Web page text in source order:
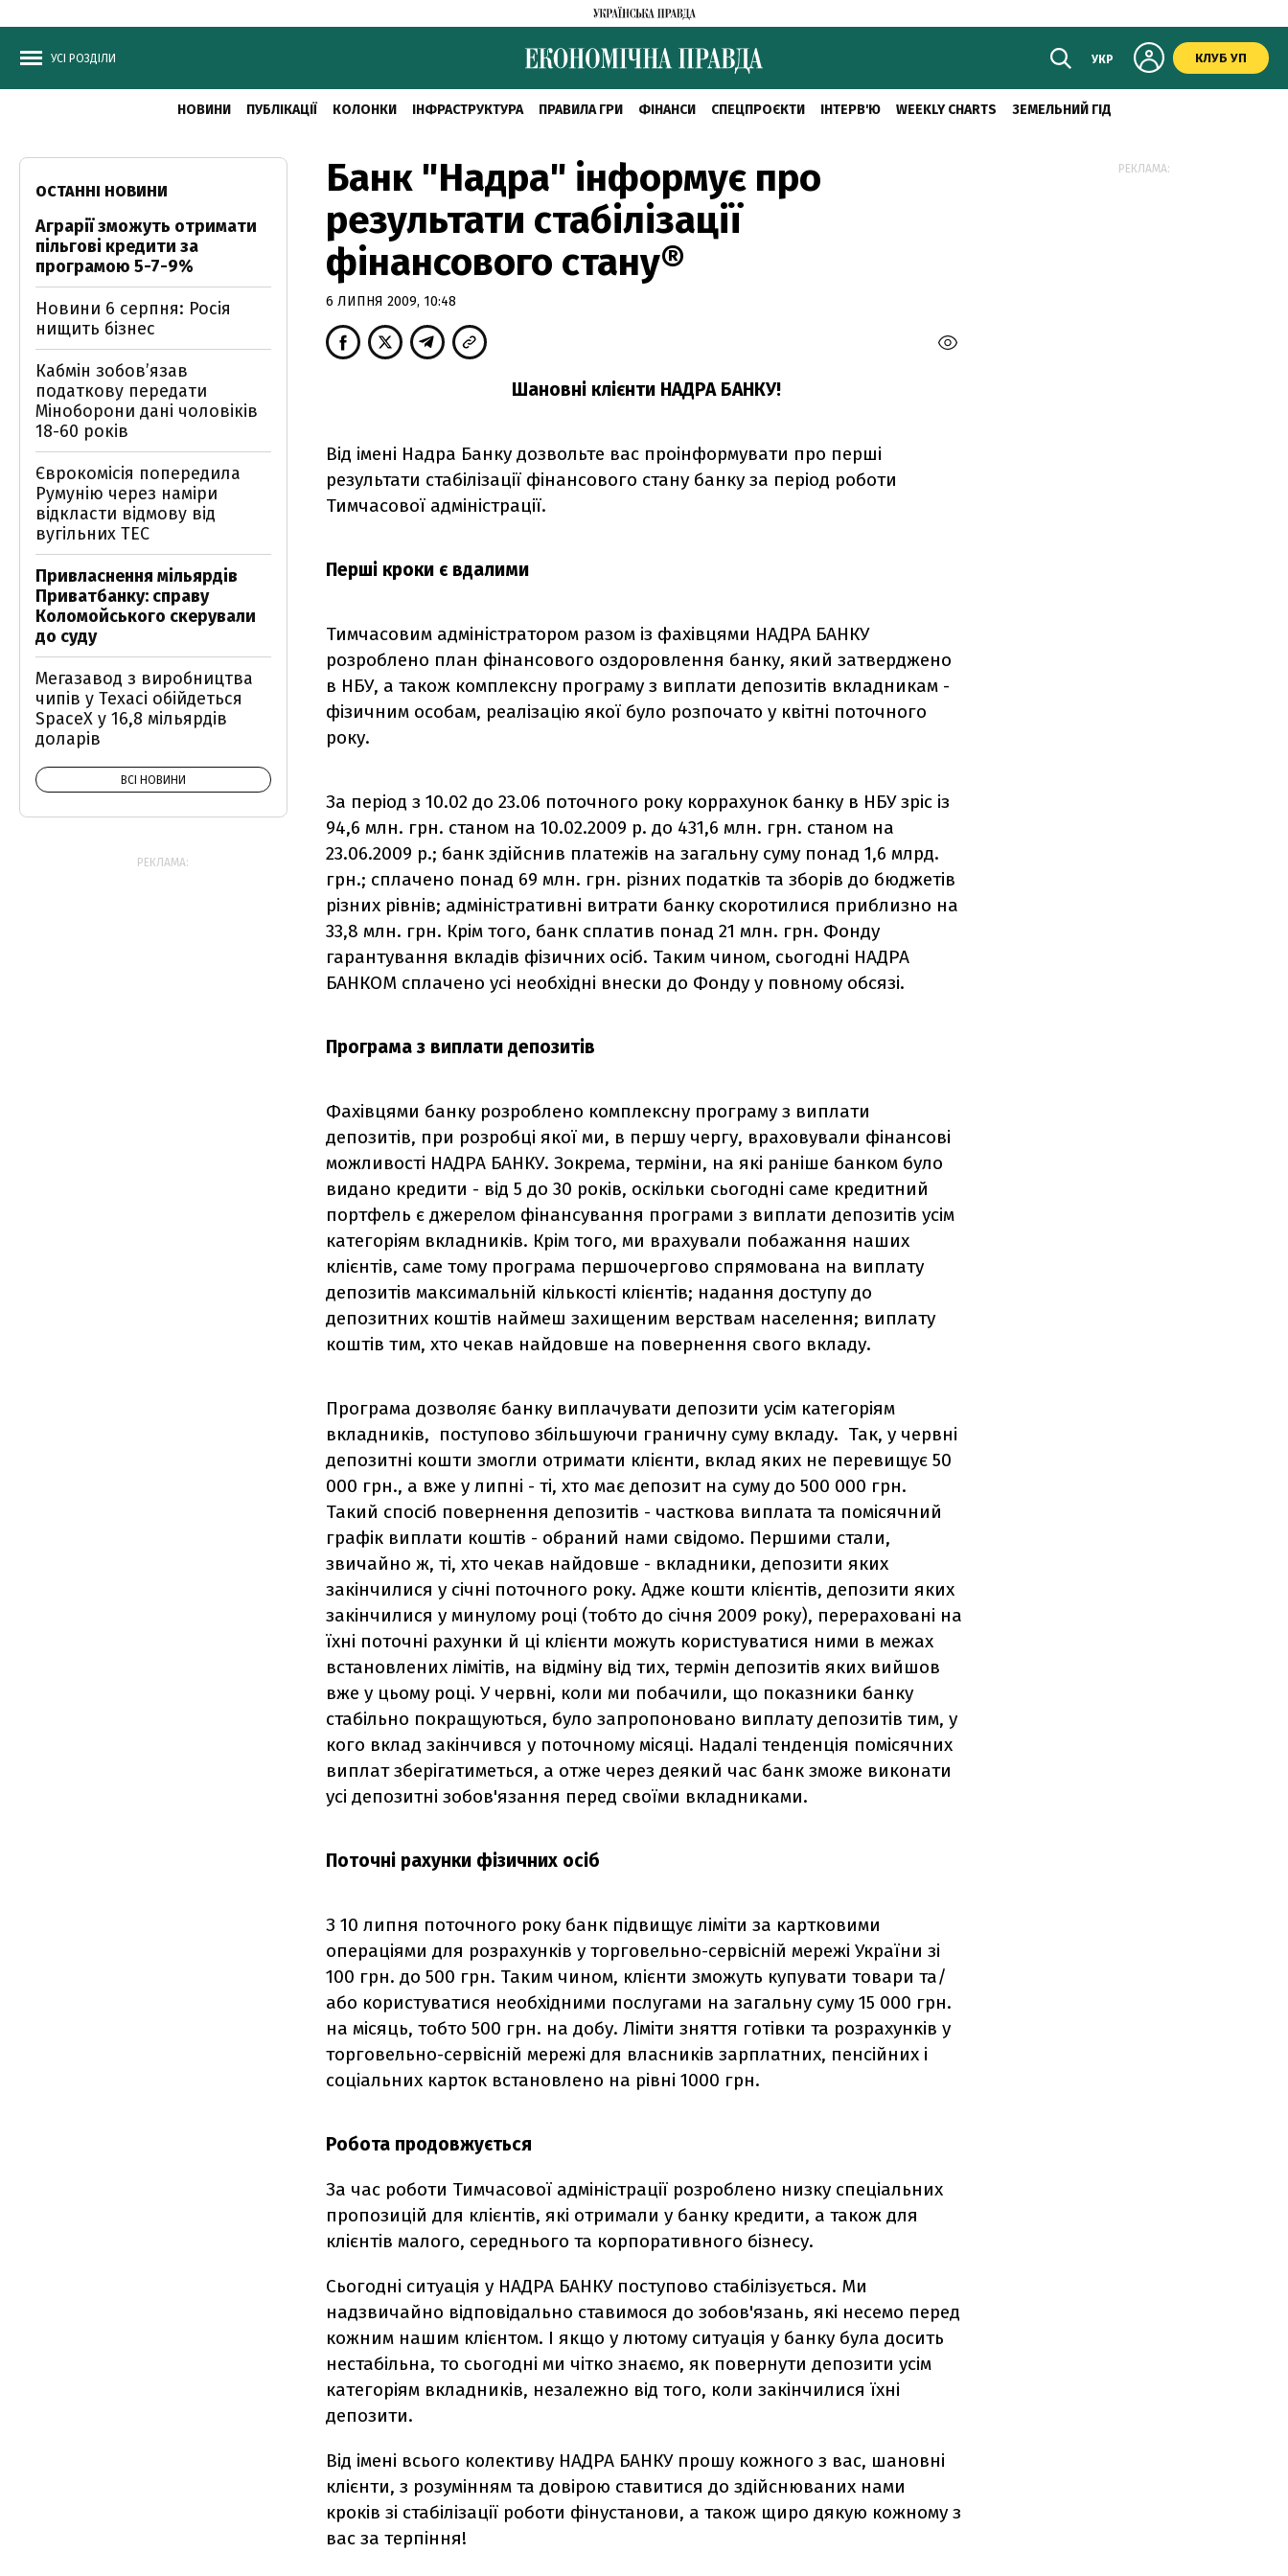
УСІ РОЗДІЛИ УКР КЛУБ УП
НОВИНИ ПУБЛІКАЦІЇ КОЛОНКИ ІНФРАСТРУКТУРА ПРАВИЛА ГРИ ФІНАНСИ СПЕЦПРОЄКТИ ІНТЕРВ'Ю WEEKLY CHARTS ЗЕМЕЛЬНИЙ ГІД
Банк "Надра" інформує про
результати стабілізації
фінансового стану®
6 ЛИПНЯ 2009, 10:48
Шановні клієнти НАДРА БАНКУ!
Від імені Надра Банку дозвольте вас проінформувати про перші
результати стабілізації фінансового стану банку за період роботи
Тимчасової адміністрації.
Перші кроки є вдалими
Тимчасовим адміністратором разом із фахівцями НАДРА БАНКУ
розроблено план фінансового оздоровлення банку, який затверджено
в НБУ, а також комплексну програму з виплати депозитів вкладникам -
фізичним особам, реалізацію якої було розпочато у квітні поточного
року.
За період з 10.02 до 23.06 поточного року коррахунок банку в НБУ зріс із
94,6 млн. грн. станом на 10.02.2009 р. до 431,6 млн. грн. станом на
23.06.2009 р.; банк здійснив платежів на загальну суму понад 1,6 млрд.
грн.; сплачено понад 69 млн. грн. різних податків та зборів до бюджетів
різних рівнів; адміністративні витрати банку скоротилися приблизно на
33,8 млн. грн. Крім того, банк сплатив понад 21 млн. грн. Фонду
гарантування вкладів фізичних осіб. Таким чином, сьогодні НАДРА
БАНКОМ сплачено усі необхідні внески до Фонду у повному обсязі.
Програма з виплати депозитів
Фахівцями банку розроблено комплексну програму з виплати
депозитів, при розробці якої ми, в першу чергу, враховували фінансові
можливості НАДРА БАНКУ. Зокрема, терміни, на які раніше банком було
видано кредити - від 5 до 30 років, оскільки сьогодні саме кредитний
портфель є джерелом фінансування програми з виплати депозитів усім
категоріям вкладників. Крім того, ми врахували побажання наших
клієнтів, саме тому програма першочергово спрямована на виплату
депозитів максимальній кількості клієнтів; надання доступу до
депозитних коштів наймеш захищеним верствам населення; виплату
коштів тим, хто чекав найдовше на повернення свого вкладу.
Програма дозволяє банку виплачувати депозити усім категоріям
вкладників, поступово збільшуючи граничну суму вкладу. Так, у червні
депозитні кошти змогли отримати клієнти, вклад яких не перевищує 50
000 грн., а вже у липні - ті, хто має депозит на суму до 500 000 грн.
Такий спосіб повернення депозитів - часткова виплата та помісячний
графік виплати коштів - обраний нами свідомо. Першими стали,
звичайно ж, ті, хто чекав найдовше - вкладники, депозити яких
закінчилися у січні поточного року. Адже кошти клієнтів, депозити яких
закінчилися у минулому році (тобто до січня 2009 року), перераховані на
їхні поточні рахунки й ці клієнти можуть користуватися ними в межах
встановлених лімітів, на відміну від тих, термін депозитів яких вийшов
вже у цьому році. У червні, коли ми побачили, що показники банку
стабільно покращуються, було запропоновано виплату депозитів тим, у
кого вклад закінчився у поточному місяці. Надалі тенденція помісячних
виплат зберігатиметься, а отже через деякий час банк зможе виконати
усі депозитні зобов'язання перед своїми вкладниками.
Поточні рахунки фізичних осіб
З 10 липня поточного року банк підвищує ліміти за картковими
операціями для розрахунків у торговельно-сервісній мережі України зі
100 грн. до 500 грн. Таким чином, клієнти зможуть купувати товари та/
або користуватися необхідними послугами на загальну суму 15 000 грн.
на місяць, тобто 500 грн. на добу. Ліміти зняття готівки та розрахунків у
торговельно-сервісній мережі для власників зарплатних, пенсійних і
соціальних карток встановлено на рівні 1000 грн.
Робота продовжується
За час роботи Тимчасової адміністрації розроблено низку спеціальних
пропозицій для клієнтів, які отримали у банку кредити, а також для
клієнтів малого, середнього та корпоративного бізнесу.
Сьогодні ситуація у НАДРА БАНКУ поступово стабілізується. Ми
надзвичайно відповідально ставимося до зобов'язань, які несемо перед
кожним нашим клієнтом. І якщо у лютому ситуація у банку була досить
нестабільна, то сьогодні ми чітко знаємо, як повернути депозити усім
категоріям вкладників, незалежно від того, коли закінчилися їхні
депозити.
Від імені всього колективу НАДРА БАНКУ прошу кожного з вас, шановні
клієнти, з розумінням та довірою ставитися до здійснюваних нами
кроків зі стабілізації роботи фінустанови, а також щиро дякую кожному з
вас за терпіння!
ОСТАННІ НОВИНИ
Аграрії зможуть отримати
пільгові кредити за
програмою 5-7-9%
Новини 6 серпня: Росія
нищить бізнес
Кабмін зобовʼязав
податкову передати
Міноборони дані чоловіків
18-60 років
Єврокомісія попередила
Румунію через наміри
відкласти відмову від
вугільних ТЕС
Привласнення мільярдів
Приватбанку: справу
Коломойського скерували
до суду
Мегазавод з виробництва
чипів у Техасі обійдеться
SpaceX у 16,8 мільярдів
доларів
ВСІ НОВИНИ
РЕКЛАМА:
РЕКЛАМА: